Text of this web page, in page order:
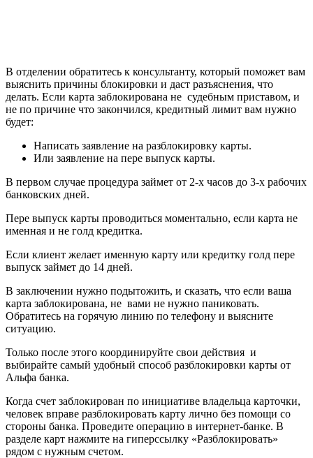
В отделении обратитесь к консультанту, который поможет вам
выяснить причины блокировки и даст разъяснения, что
делать. Если карта заблокирована не судебным приставом, и
не по причине что закончился, кредитный лимит вам нужно
будет:
Написать заявление на разблокировку карты.
Или заявление на пере выпуск карты.
В первом случае процедура займет от 2-х часов до 3-х рабочих
банковских дней.
Пере выпуск карты проводиться моментально, если карта не
именная и не голд кредитка.
Если клиент желает именную карту или кредитку голд пере
выпуск займет до 14 дней.
В заключении нужно подытожить, и сказать, что если ваша
карта заблокирована, не вами не нужно паниковать.
Обратитесь на горячую линию по телефону и выясните
ситуацию.
Только после этого координируйте свои действия и
выбирайте самый удобный способ разблокировки карты от
Альфа банка.
Когда счет заблокирован по инициативе владельца карточки,
человек вправе разблокировать карту лично без помощи со
стороны банка. Проведите операцию в интернет-банке. В
разделе карт нажмите на гиперссылку «Разблокировать»
рядом с нужным счетом.